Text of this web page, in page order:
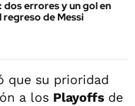
dos errores y un gol en
regreso de Messi
que su prioridad
a los Playoffs de